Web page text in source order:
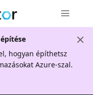
hogyan építhetsz
Azure-szal.